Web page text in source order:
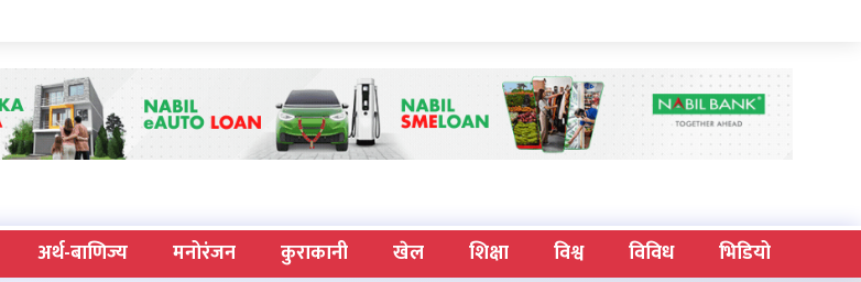
अर्थ-बाणिज्य मनोरंजन कुराकानी खेल शिक्षा विश्व विविध भिडियो